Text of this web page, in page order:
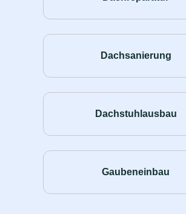
Dachsanierung
Dachstuhlausbau
Gaubeneinbau